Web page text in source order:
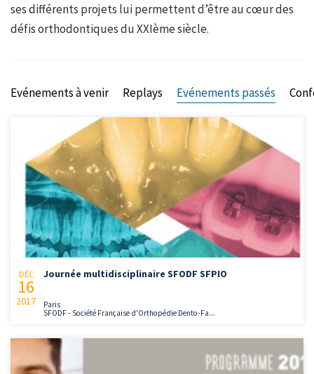
ses différents projets lui permettent d’être au cœur des
défis orthodontiques du XXIème siècle.
Evénements à venir Replays Evénements passés
DÉC
16
2017
Journée multidisciplinaire SFODF SFPIO
Paris
SFODF - Société Française d'Orthopédie Dento-Fa...